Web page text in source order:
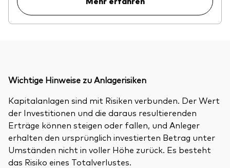
Wichtige Hinweise zu Anlagerisiken
Kapitalanlagen sind mit Risiken verbunden. Der Wert
der Investitionen und die daraus resultierenden
Erträge können steigen oder fallen, und Anleger
erhalten den ursprünglich investierten Betrag unter
Umständen nicht in voller Höhe zurück. Es besteht
das Risiko eines Totalverlustes.